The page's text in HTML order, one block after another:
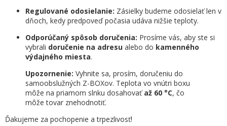
Regulované odosielanie: Zásielky budeme odosielať len v
dňoch, kedy predpoveď počasia udáva nižšie teploty.
Odporúčaný spôsob doručenia: Prosíme vás, aby ste si
vybrali doručenie na adresu alebo do kamenného
výdajného miesta.
Upozornenie: Vyhnite sa, prosím, doručeniu do
samoobslužných Z-BOXov. Teplota vo vnútri boxu
môže na priamom slnku dosahovaťaž 60 °C, čo
môže tovar znehodnotiť.
Ďakujeme za pochopenie a trpezlivosť!